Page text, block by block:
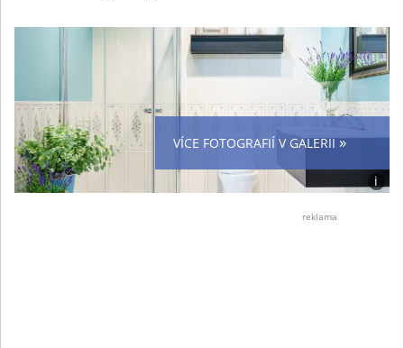
VÍCE FOTOGRAFIÍ V GALERII»
i
Foto:
reklama